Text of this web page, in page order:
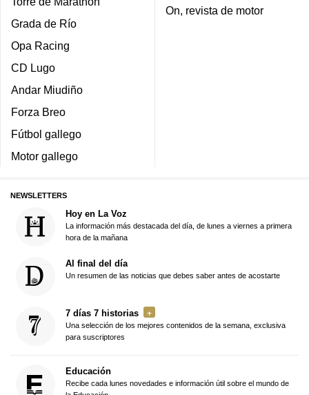
Grada de Río
Opa Racing
CD Lugo
Andar Miudiño
Forza Breo
Fútbol gallego
Motor gallego
On, revista de motor
NEWSLETTERS
Hoy en La Voz
La información más destacada del día, de lunes a viernes a primera
hora de la mañana
Al final del día
Un resumen de las noticias que debes saber antes de acostarte
7 días 7 historias
Una selección de los mejores contenidos de la semana, exclusiva
para suscriptores
Educación
Recibe cada lunes novedades e información útil sobre el mundo de